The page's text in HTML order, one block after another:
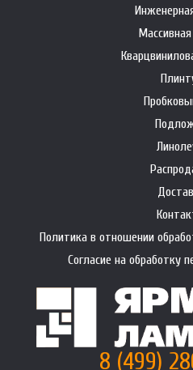
Политика в отношении
Согласие на обработку
8 (499)